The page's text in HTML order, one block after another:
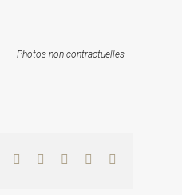
Photos non contractuelles
Facebook
TwitterLinkedInWhatsApp
Pinterest